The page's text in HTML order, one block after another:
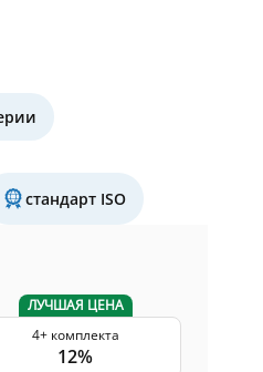
стандарт ISO
ЛУЧШАЯ ЦЕНА
4+ комплекта
12%